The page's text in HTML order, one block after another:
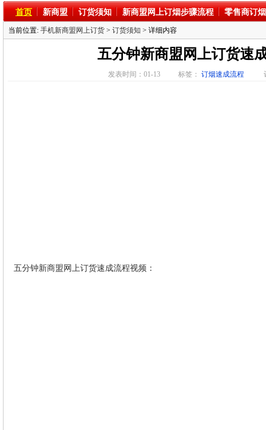
首页 新商盟 订货须知 新商盟网上订烟步骤流程 零售商订
当前位置: 手机新商盟网上订货 > 订货须知 > 详细内容
五分钟新商盟网上订货速
发表时间：01-13 标签： 订烟速成流程
五分钟新商盟网上订货速成流程视频：